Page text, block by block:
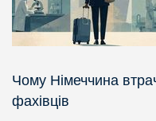
Чому Німеччина
фахівців